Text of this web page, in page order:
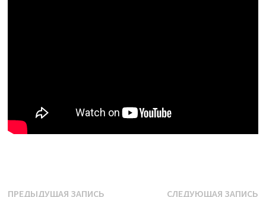
ПРЕДЫДУЩАЯ ЗАПИСЬПредыдущая
СЛЕДУЮЩАЯ ЗАПИСЬ